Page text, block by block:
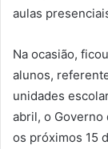
aulas
Na ocasião,
alunos,
unidades
abril, o Governo
os próximos 15